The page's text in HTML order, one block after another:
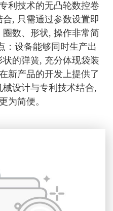
利技术的无凸轮数控卷
, 只需通过参数设置即
数、形状, 操作非常简
：设备能够同时生产出
的弹簧, 充分体现袋装
新产品的开发上提供了
设计与专利技术结合,
为简便。